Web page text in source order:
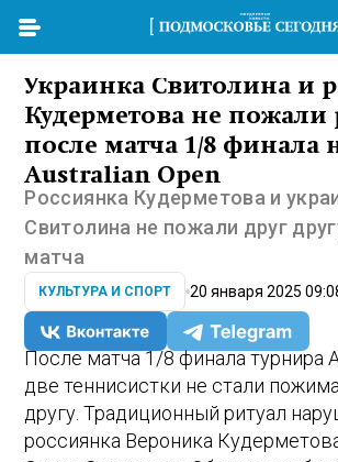
Украинка Свитолина и
Кудерметова не пожали
после матча 1/8 финала
Australian Open
Россиянка Кудерметова и
Свитолина не пожали друг
матча
КУЛЬТУРА И СПОРТ 20 января 2025
После матча 1/8 финала турнира
две теннисистки не стали
другу. Традиционный ритуал
россиянка Вероника